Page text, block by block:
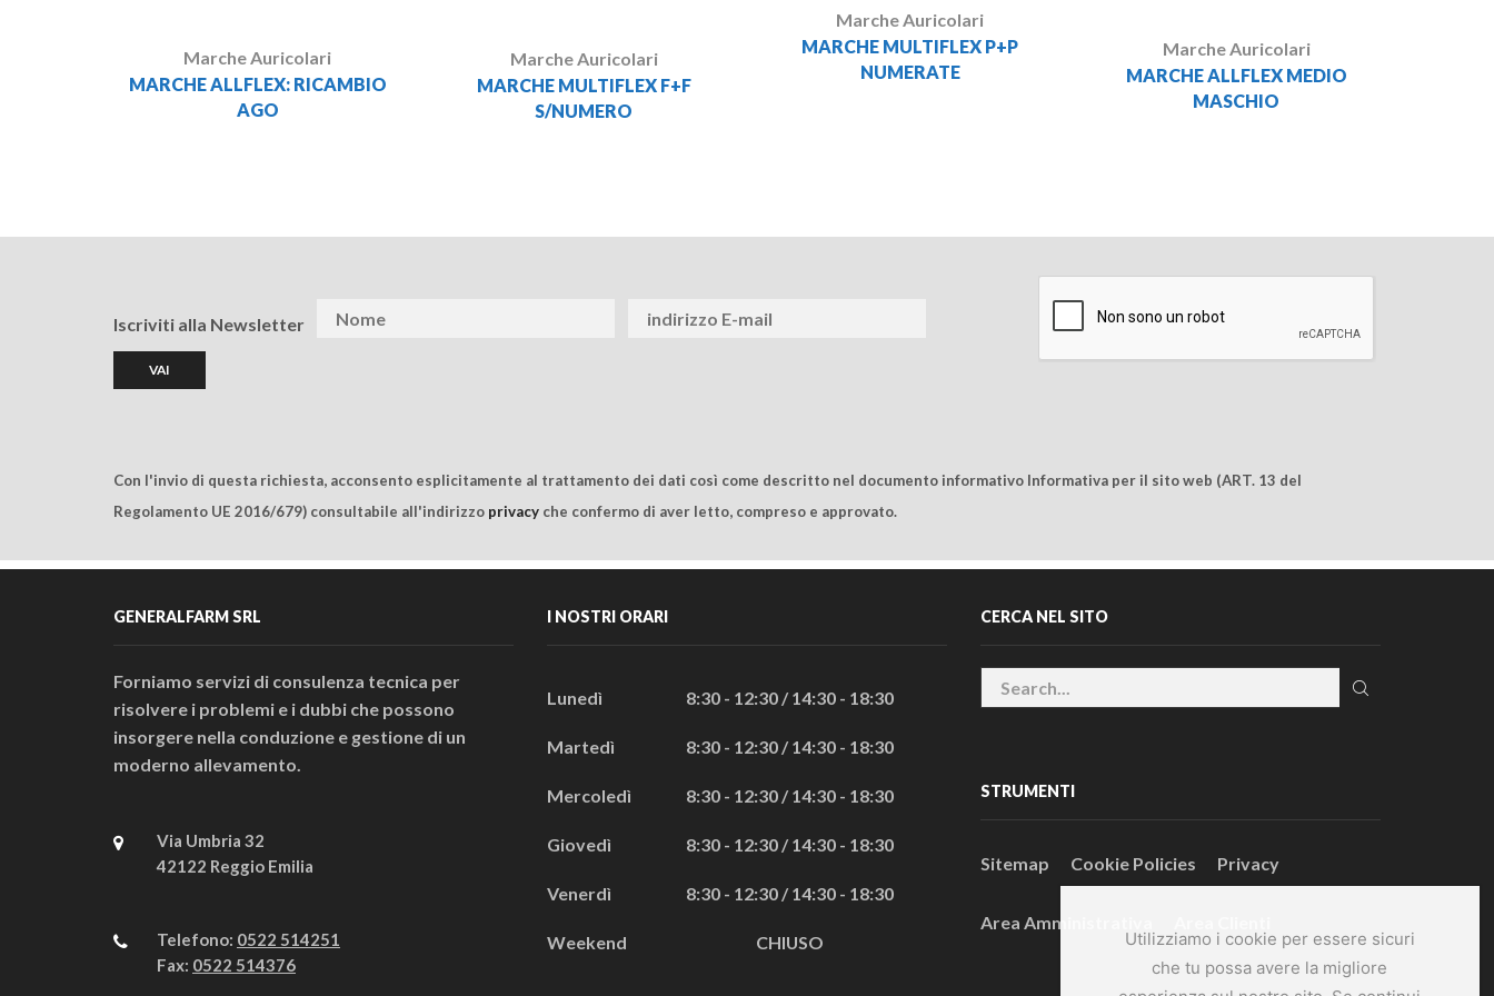
Utilizziamo i cookie per essere sicuri
che tu possa avere la migliore
Marche Auricolari
MARCHE ALLFLEX: RICAMBIO
AGO
Marche Auricolari
MARCHE MULTIFLEX F+F
S/NUMERO
Marche Auricolari
MARCHE MULTIFLEX P+P
NUMERATE
Marche Auricolari
MARCHE ALLFLEX MEDIO
MASCHIO
Iscriviti alla Newsletter
Con l'invio di questa richiesta, acconsento esplicitamente al trattamento dei dati così come descritto nel documento informativo Informativa per il sito web (ART. 13 del
Regolamento UE 2016/679) consultabile all'indirizzo privacy che confermo di aver letto, compreso e approvato.
GENERALFARM SRL
Forniamo servizi di consulenza tecnica per
risolvere i problemi e i dubbi che possono
insorgere nella conduzione e gestione di un
moderno allevamento.
Via Umbria 32
42122 Reggio Emilia
Telefono: 0522 514251
Fax: 0522 514376
I NOSTRI ORARI
Lunedì 8:30 - 12:30 / 14:30 - 18:30
Martedì 8:30 - 12:30 / 14:30 - 18:30
Mercoledì 8:30 - 12:30 / 14:30 - 18:30
Giovedì 8:30 - 12:30 / 14:30 - 18:30
Venerdì 8:30 - 12:30 / 14:30 - 18:30
Weekend CHIUSO
CERCA NEL SITO
STRUMENTI
Sitemap Cookie Policies Privacy
Area Amministrativa